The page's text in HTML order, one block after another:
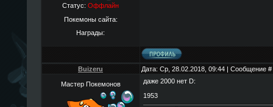
Статус: Оффлайн
Покемоны сайта:
Награды:
Buizeru Дата: Ср, 28.02.2018, 09:44 | Сообщение #
Мастер Покемонов
даже 2000 нет D:
1953